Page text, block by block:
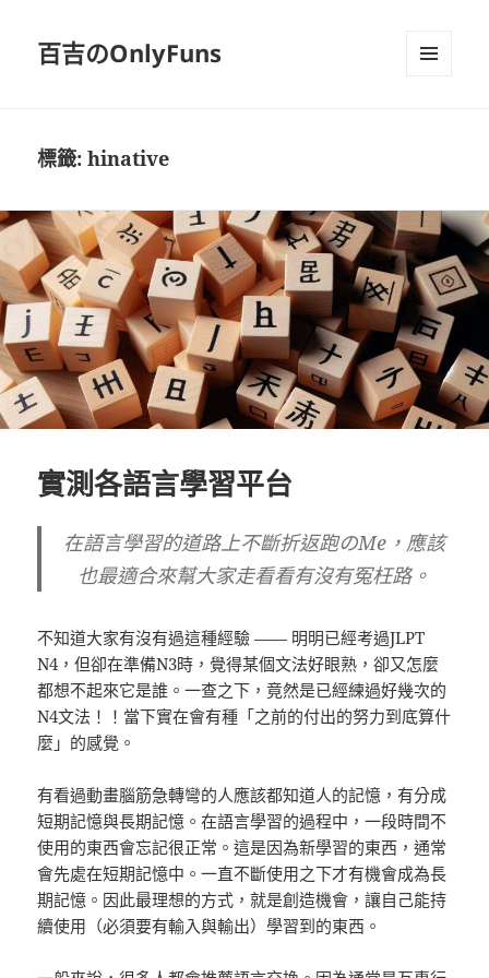
百吉のOnlyFuns
標籤:hinative
實測各語言學習平台
在語言學習的道路上不斷折返跑のMe，應該
也最適合來幫大家走看看有沒有冤枉路。
不知道大家有沒有過這種經驗 —— 明明已經考過JLPT
N4，但卻在準備N3時，覺得某個文法好眼熟，卻又怎麼
都想不起來它是誰。一查之下，竟然是已經練過好幾次的
N4文法！！當下實在會有種「之前的付出的努力到底算什
麼」的感覺。
有看過動畫腦筋急轉彎的人應該都知道人的記憶，有分成
短期記憶與長期記憶。在語言學習的過程中，一段時間不
使用的東西會忘記很正常。這是因為新學習的東西，通常
會先處在短期記憶中。一直不斷使用之下才有機會成為長
期記憶。因此最理想的方式，就是創造機會，讓自己能持
續使用（必須要有輸入與輸出）學習到的東西。